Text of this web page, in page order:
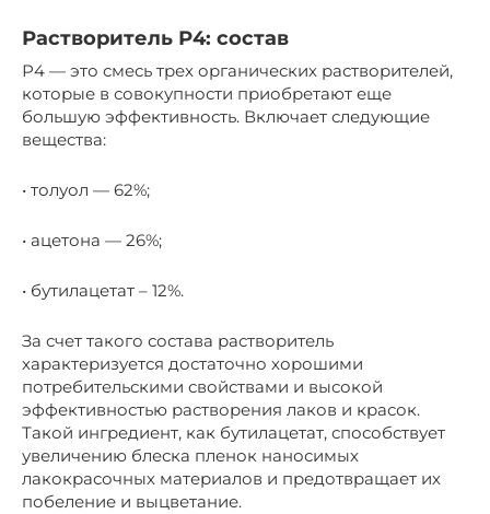
Растворитель Р4: состав
Р4 — это смесь трех органических растворителей,
которые в совокупности приобретают еще
большую эффективность. Включает следующие
вещества:
• толуол — 62%;
• ацетона — 26%;
• бутилацетат – 12%.
За счет такого состава растворитель
характеризуется достаточно хорошими
потребительскими свойствами и высокой
эффективностью растворения лаков и красок.
Такой ингредиент, как бутилацетат, способствует
увеличению блеска пленок наносимых
лакокрасочных материалов и предотвращает их
побеление и выцветание.